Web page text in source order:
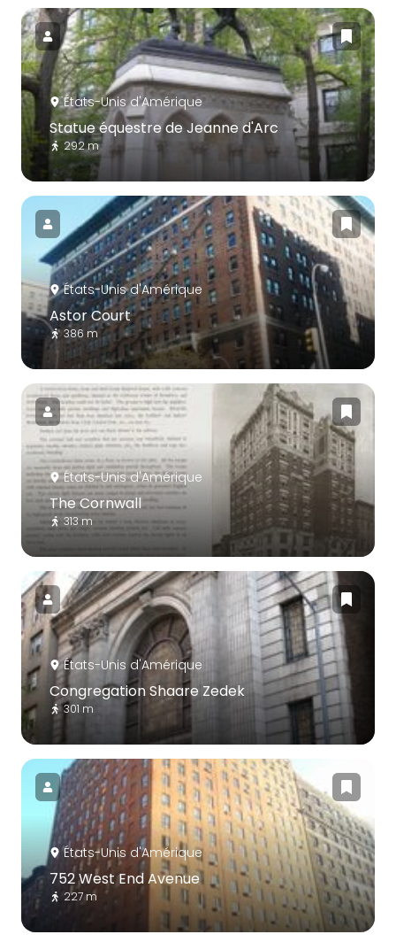
États-Unis d'Amérique
Statue équestre de Jeanne d'Arc
292 m
États-Unis d'Amérique
Astor Court
386 m
États-Unis d'Amérique
The Cornwall
313 m
États-Unis d'Amérique
Congregation Shaare Zedek
301 m
États-Unis d'Amérique
752 West End Avenue
227 m